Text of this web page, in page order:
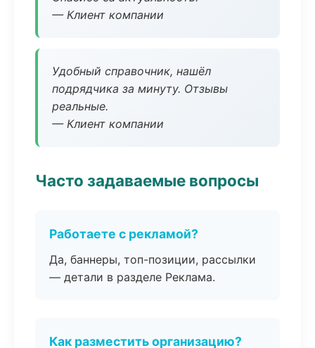
— Клиент компании
Удобный справочник, нашёл
подрядчика за минуту. Отзывы
реальные.
— Клиент компании
Часто задаваемые вопросы
Работаете с рекламой?
Да, баннеры, топ-позиции, рассылки
— детали в разделе Реклама.
Как разместить организацию?